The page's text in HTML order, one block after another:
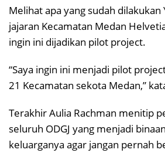
Melihat apa yang sudah dilakukan
jajaran Kecamatan Medan
ingin ini dijadikan pilot project.
“Saya ingin ini menjadi pilot
21 Kecamatan sekota Medan,”
Terakhir Aulia Rachman menitip
seluruh ODGJ yang menjadi
keluarganya agar jangan pernah